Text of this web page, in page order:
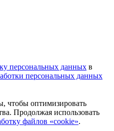
персональных данных в
персональных данных
чтобы оптимизировать
Продолжая использовать
файлов «cookie».